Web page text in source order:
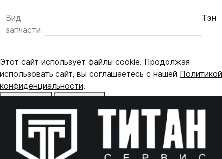
Вид
запчасти
Тэн
Этот сайт использует файлы cookie. Продолжая
использовать сайт, вы соглашаетесь с нашей Политикой
конфиденциальности.
Online чат